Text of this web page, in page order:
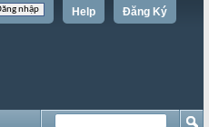
Đăng Ký
Help